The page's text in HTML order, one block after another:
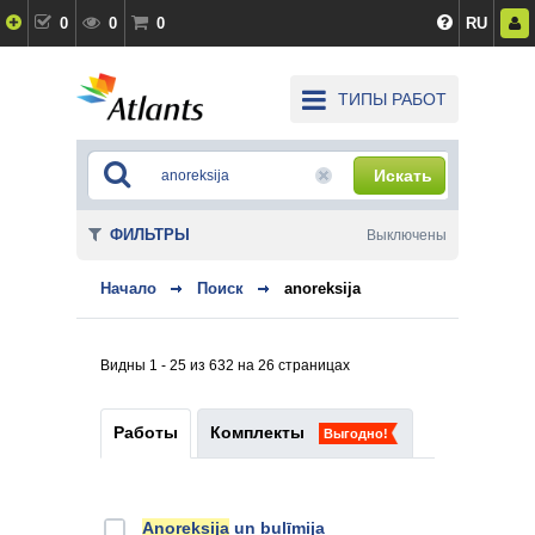
0 0 0 RU
ТИПЫ РАБОТ
Искать
Начало Поиск anoreksija
Видны 1 - 25 из 632 на 26 страницах
Работы Комплекты Выгодно!
Anoreksija un bulīmija
ФИЛЬТРЫ Выключены